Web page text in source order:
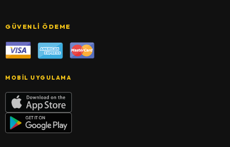
GÜVENLI ÖDEME
MOBIL UYGULAMA